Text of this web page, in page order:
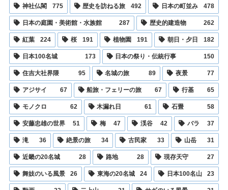
神社仏閣 775 歴史を訪ねる旅 492 日本の町並み 478
日本の庭園・美術館・水族館 287 歴史的建造物 262
紅葉 224 桜 191 植物園 191 朝日・夕日 182
日本100名城 173 日本の祭り・伝統行事 150
住吉大社界隈 95 名城の旅 89 夜景 77
アジサイ 67 船旅・フェリーの旅 67 行基 65
モノクロ 62 木漏れ日 61 石畳 58
安藤忠雄の世界 51 梅 47 渓谷 42 バラ 37
滝 36 絶景の旅 34 古民家 33 山岳 31
近畿の20名城 28 路地 28 現存天守 27
舞妓のいる風景 26 東海の20名城 24 日本100名山 23